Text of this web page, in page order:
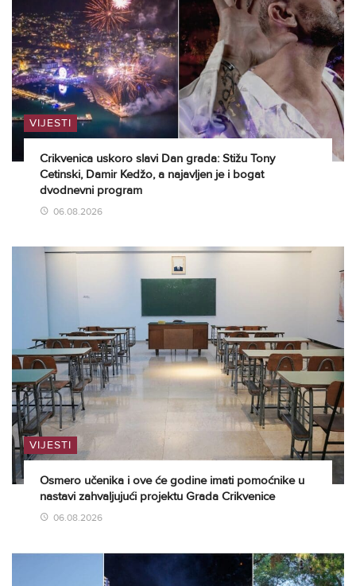
VIJESTI
Crikvenica uskoro slavi Dan grada: Stižu Tony
Cetinski, Damir Kedžo, a najavljen je i bogat
dvodnevni program
06.08.2026
VIJESTI
Osmero učenika i ove će godine imati pomoćnike u
nastavi zahvaljujući projektu Grada Crikvenice
06.08.2026